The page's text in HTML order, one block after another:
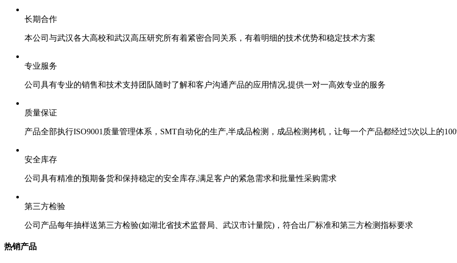
长期合作
本公司与武汉各大高校和武汉高压研究所有着紧密合同关系，有着明细的技术优势和稳定技术方案
专业服务
公司具有专业的销售和技术支持团队随时了解和客户沟通产品的应用情况,提供一对一高效专业的服务
质量保证
产品全部执行ISO9001质量管理体系，SMT自动化的生产,半成品检测，成品检测拷机，让每一个产品都经过5次以上的
安全库存
公司具有精准的预期备货和保持稳定的安全库存,满足客户的紧急需求和批量性采购需求
第三方检验
公司产品每年抽样送第三方检验(如湖北省技术监督局、武汉市计量院)，符合出厂标准和第三方检测指标要求
热销产品